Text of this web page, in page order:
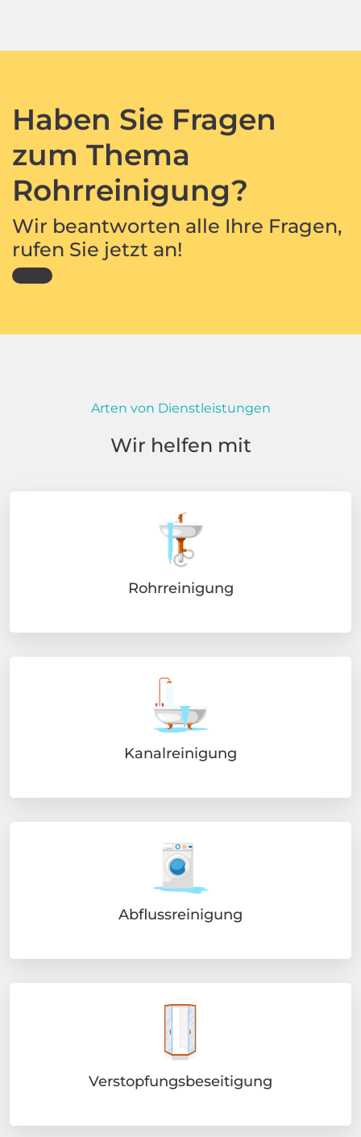
Haben Sie Fragen
zum Thema
Rohrreinigung?
Wir beantworten alle Ihre Fragen,
rufen Sie jetzt an!
Arten von Dienstleistungen
Wir helfen mit
Rohrreinigung
Kanalreinigung
Abflussreinigung
Verstopfungsbeseitigung